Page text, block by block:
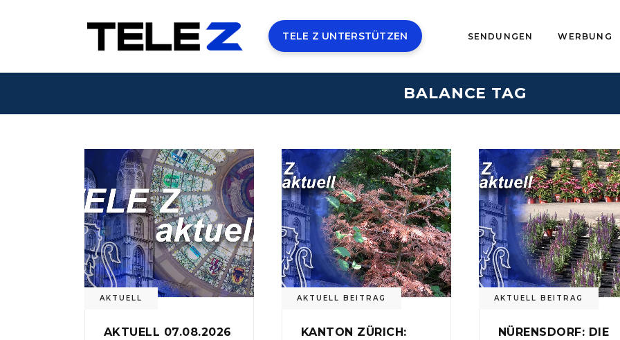
TELE Z UNTERSTÜTZEN SENDUNGEN WERBUNG
BALANCE TAG
AKTUELL
AKTUELL 07.08.2026
AKTUELL BEITRAG
KANTON ZÜRICH:
AKTUELL BEITRAG
NÜRENSDORF: DIE